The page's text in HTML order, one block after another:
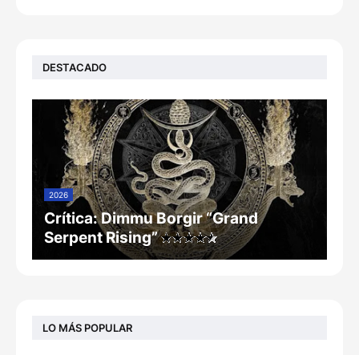
DESTACADO
2026
Crítica: Dimmu Borgir “Grand
Serpent Rising”
LO MÁS POPULAR